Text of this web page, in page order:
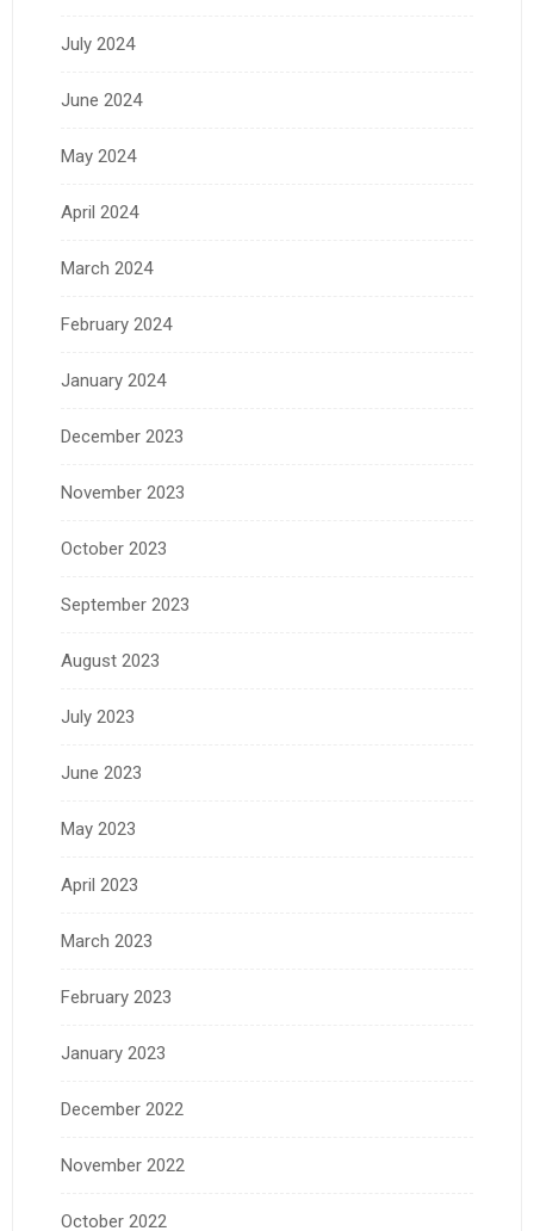
July 2024
June 2024
May 2024
April 2024
March 2024
February 2024
January 2024
December 2023
November 2023
October 2023
September 2023
August 2023
July 2023
June 2023
May 2023
April 2023
March 2023
February 2023
January 2023
December 2022
November 2022
October 2022